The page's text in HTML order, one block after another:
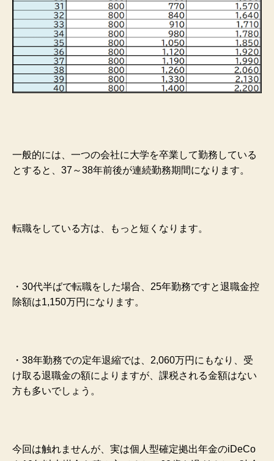
一般的には、一つの会社に大学を卒業して勤務している
とすると、37～38年前後が連続勤務期間になります。
転職をしている方は、もっと短くなります。
・30代半ばで転職をした場合、25年勤務ですと退職金控
除額は1,150万円になります。
・38年勤務での定年退縮では、2,060万円にもなり、受
け取る退職金の額によりますが、課税される金額はない
方も多いでしょう。
今回は触れませんが、実は個人型確定拠出年金のiDeCo